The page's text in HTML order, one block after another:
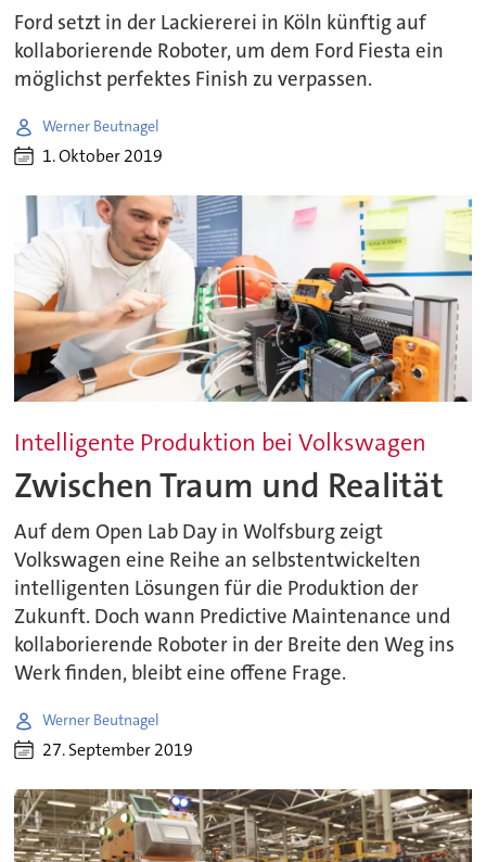
Ford setzt in der Lackiererei in Köln künftig auf
kollaborierende Roboter, um dem Ford Fiesta ein
möglichst perfektes Finish zu verpassen.
Werner Beutnagel
1. Oktober 2019
Intelligente Produktion bei Volkswagen
Zwischen Traum und Realität
Auf dem Open Lab Day in Wolfsburg zeigt
Volkswagen eine Reihe an selbstentwickelten
intelligenten Lösungen für die Produktion der
Zukunft. Doch wann Predictive Maintenance und
kollaborierende Roboter in der Breite den Weg ins
Werk finden, bleibt eine offene Frage.
Werner Beutnagel
27. September 2019